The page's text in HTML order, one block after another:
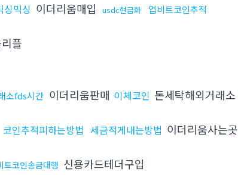
싱믹싱 이더리움매입 usdc현금화 업비트코인추적
플
소fds시간 이더리움판매 이체코인 돈세탁해외거래소
코인추적피하는방법 세금적게내는방법 이더리움사는곳
트코인송금대행 신용카드테더구입